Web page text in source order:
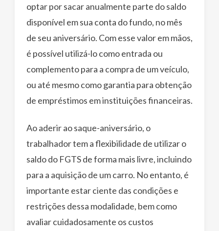
optar por sacar anualmente parte do saldo
disponível em sua conta do fundo, no mês
de seu aniversário. Com esse valor em mãos,
é possível utilizá-lo como entrada ou
complemento para a compra de um veículo,
ou até mesmo como garantia para obtenção
de empréstimos em instituições financeiras.
Ao aderir ao saque-aniversário, o
trabalhador tem a flexibilidade de utilizar o
saldo do FGTS de forma mais livre, incluindo
para a aquisição de um carro. No entanto, é
importante estar ciente das condições e
restrições dessa modalidade, bem como
avaliar cuidadosamente os custos